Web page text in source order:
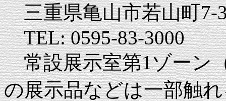
三重県亀山市若山町7-
TEL: 0595-83-3000
常設展示室第1ゾーン
の展示品などは一部触